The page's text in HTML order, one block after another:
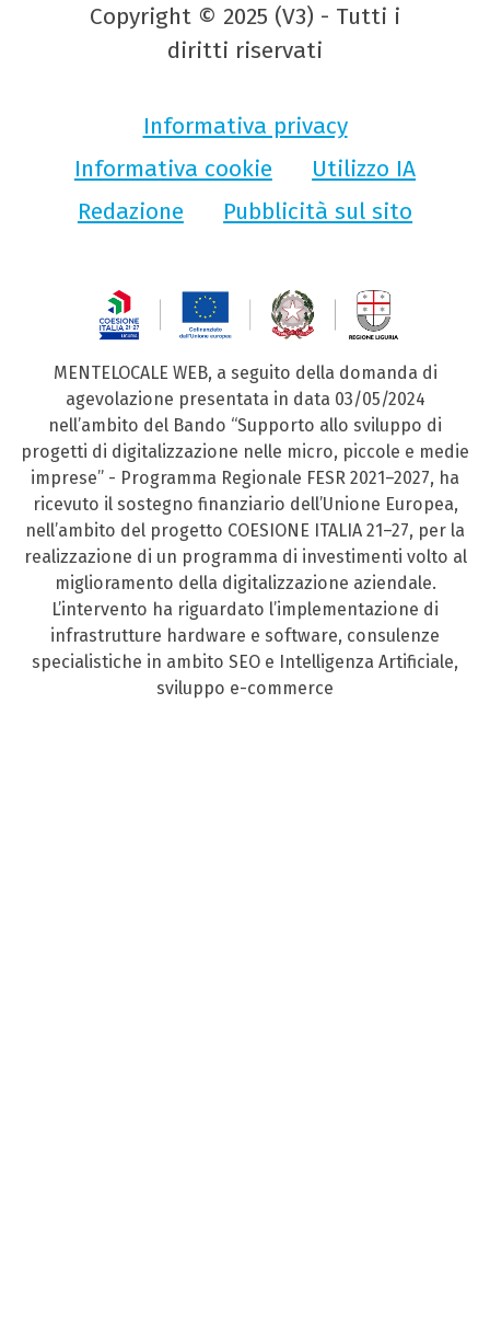
Copyright © 2025 (V3) - Tutti i
diritti riservati
Informativa privacy
Informativa cookie
Utilizzo IA
Redazione
Pubblicità sul sito
MENTELOCALE WEB, a seguito della domanda di
agevolazione presentata in data 03/05/2024
nell’ambito del Bando “Supporto allo sviluppo di
progetti di digitalizzazione nelle micro, piccole e medie
imprese” - Programma Regionale FESR 2021–2027, ha
ricevuto il sostegno finanziario dell’Unione Europea,
nell’ambito del progetto COESIONE ITALIA 21–27, per la
realizzazione di un programma di investimenti volto al
miglioramento della digitalizzazione aziendale.
L’intervento ha riguardato l’implementazione di
infrastrutture hardware e software, consulenze
specialistiche in ambito SEO e Intelligenza Artificiale,
sviluppo e-commerce